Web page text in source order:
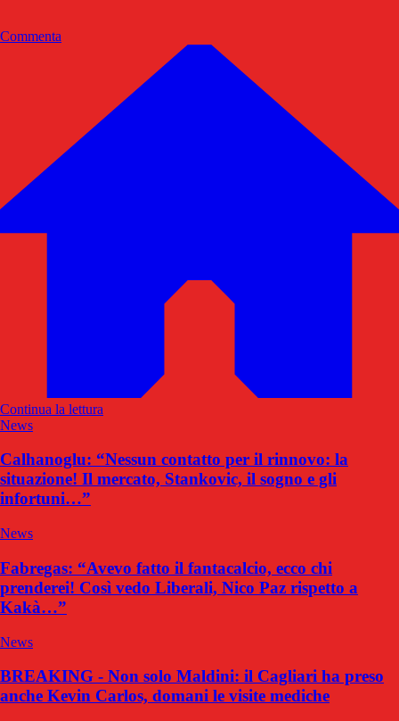
Commenta
Continua la lettura
News
Calhanoglu: “Nessun contatto per il rinnovo: la
situazione! Il mercato, Stankovic, il sogno e gli
infortuni…”
News
Fabregas: “Avevo fatto il fantacalcio, ecco chi
prenderei! Così vedo Liberali, Nico Paz rispetto a
Kakà…”
News
BREAKING - Non solo Maldini: il Cagliari ha preso
anche Kevin Carlos, domani le visite mediche